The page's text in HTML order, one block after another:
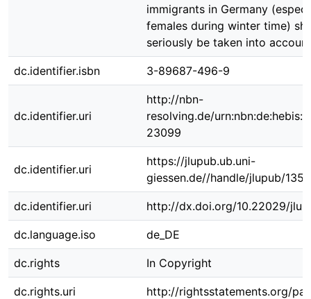
immigrants in Germany
females during winter time)
seriously be taken into
dc.identifier.isbn 3-89687-496-9
dc.identifier.uri
http://nbn-
resolving.de/
23099
dc.identifier.uri
https://jlupub.ub.uni-
giessen.de//handle/jlupub/
dc.identifier.uri http://dx.doi.org/10.22029/
dc.language.iso de_DE
dc.rights In Copyright
dc.rights.uri http://rightsstatements.org/